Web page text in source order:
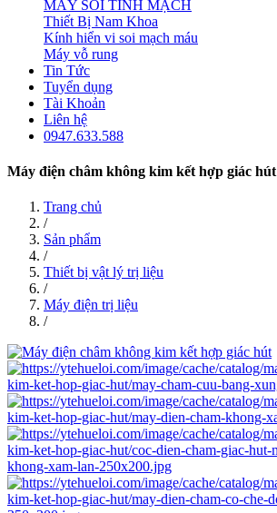
MÁY SOI TĨNH MẠCH
Thiết Bị Nam Khoa
Kính hiển vi soi mạch máu
Máy vỗ rung
Tin Tức
Tuyển dụng
Tài Khoản
Liên hệ
0947.633.588
Máy điện châm không kim kết hợp giác hút
Trang chủ
/
Sản phẩm
/
Thiết bị vật lý trị liệu
/
Máy điện trị liệu
/